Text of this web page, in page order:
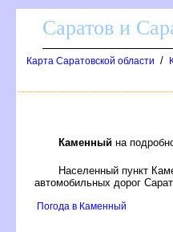
Саратов и
Карта Саратовской области /
Каменный на
Населенный пункт
автомобильных дорог
Погода в Каменный